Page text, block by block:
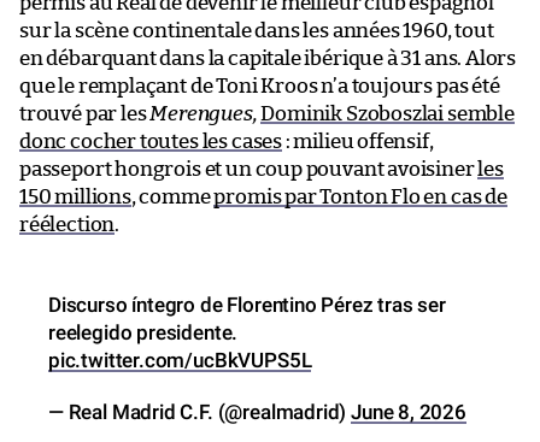
sur la scène continentale dans les années 1960, tout
en débarquant dans la capitale ibérique à 31 ans. Alors
que le remplaçant de Toni Kroos n’a toujours pas été
trouvé par lesMerengues,Dominik Szoboszlai semble
donc cocher toutes les cases: milieu offensif,
passeport hongrois et un coup pouvant avoisinerles
150 millions, commepromis par Tonton Flo en cas de
réélection.
Discurso íntegro de Florentino Pérez tras ser
reelegido presidente.
pic.twitter.com/ucBkVUPS5L
— Real Madrid C.F. (@realmadrid)June 8, 2026